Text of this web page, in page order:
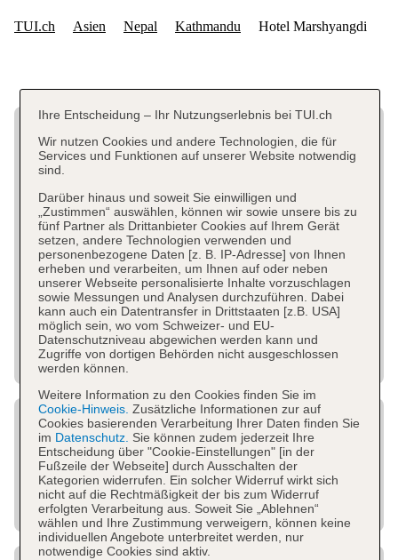
Ihre Entscheidung – Ihr Nutzungserlebnis bei TUI.ch
Wir nutzen Cookies und andere Technologien, die für
Services und Funktionen auf unserer Website notwendig
sind.
Darüber hinaus und soweit Sie einwilligen und
„Zustimmen“ auswählen, können wir sowie unsere bis zu
fünf Partner als Drittanbieter Cookies auf Ihrem Gerät
setzen, andere Technologien verwenden und
personenbezogene Daten [z. B. IP-Adresse] von Ihnen
erheben und verarbeiten, um Ihnen auf oder neben
unserer Webseite personalisierte Inhalte vorzuschlagen
sowie Messungen und Analysen durchzuführen. Dabei
kann auch ein Datentransfer in Drittstaaten [z.B. USA]
möglich sein, wo vom Schweizer- und EU-
Datenschutzniveau abgewichen werden kann und
Zugriffe von dortigen Behörden nicht ausgeschlossen
werden können.
Weitere Information zu den Cookies finden Sie im
Cookie-Hinweis. Zusätzliche Informationen zur auf
Cookies basierenden Verarbeitung Ihrer Daten finden Sie
im Datenschutz. Sie können zudem jederzeit Ihre
Entscheidung über "Cookie-Einstellungen" [in der
Fußzeile der Webseite] durch Ausschalten der
Kategorien widerrufen. Ein solcher Widerruf wirkt sich
nicht auf die Rechtmäßigkeit der bis zum Widerruf
erfolgten Verarbeitung aus. Soweit Sie „Ablehnen“
wählen und Ihre Zustimmung verweigern, können keine
individuellen Angebote unterbreitet werden, nur
notwendige Cookies sind aktiv.